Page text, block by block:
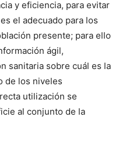
y eficiencia, para evitar
el adecuado para los
presente; para ello
ágil,
sanitaria sobre cuál es la
de los niveles
utilización se
al conjunto de la